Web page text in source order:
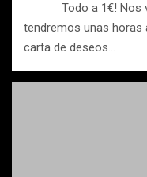
Todo a 1€! Nos
tendremos unas horas
carta de deseos…